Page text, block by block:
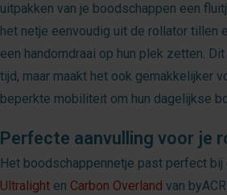
uitpakken van je boodschappen een
het netje eenvoudig uit de rollator tillen
een handomdraai op hun plek zetten.
tijd, maar maakt het ook gemakkelijker
beperkte mobiliteit om hun dagelijkse
Perfecte aanvulling voor je
Het boodschappennetje past perfect bij
Ultralight en Carbon Overland van